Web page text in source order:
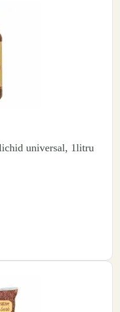
universal, 1litru